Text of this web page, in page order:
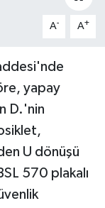
A- A+
yapay
D.'nin
U dönüşü
570 plakalı